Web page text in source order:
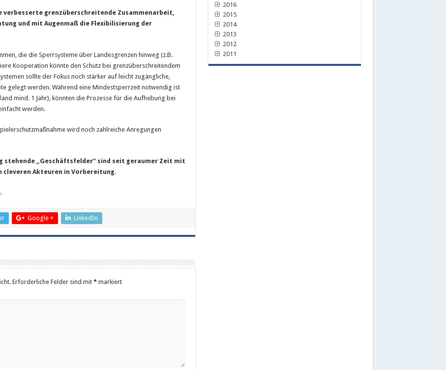
verbesserte grenzüberschreitende Zusammenarbeit,
und mit Augenmaß die Flexibilisierung der
die die Sperrsysteme über Landesgrenzen hinweg (z.B.
Kooperation könnte den Schutz bei grenzüberschreitendem
sollte der Fokus noch stärker auf leicht zugängliche,
gelegt werden. Während eine Mindestsperrzeit notwendig ist
mind. 1 Jahr), könnten die Prozesse für die Aufhebung bei
werden.
wird noch zahlreiche Anregungen
stehende „Geschäftsfelder“ sind seit geraumer Zeit mit
Akteuren in Vorbereitung.
Google + LinkedIn
Erforderliche Felder sind mit *markiert
2016
2015
2014
2013
2012
2011